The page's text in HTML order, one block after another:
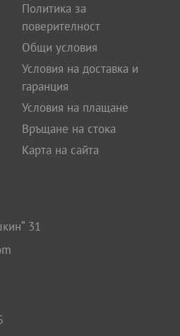
Политика за
поверителност
Общи условия
Условия на доставка и
гаранция
Условия на плащане
Връщане на стока
Карта на сайта
31